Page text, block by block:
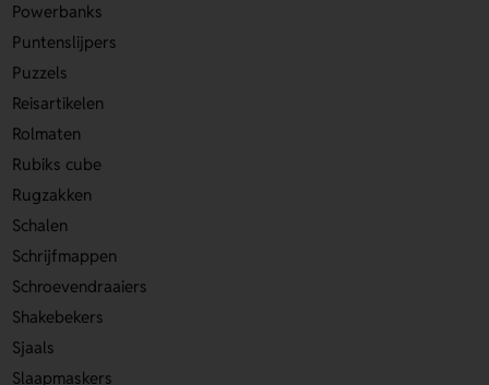
Powerbanks
Puntenslijpers
Puzzels
Reisartikelen
Rolmaten
Rubiks cube
Rugzakken
Schalen
Schrijfmappen
Schroevendraaiers
Shakebekers
Sjaals
Slaapmaskers